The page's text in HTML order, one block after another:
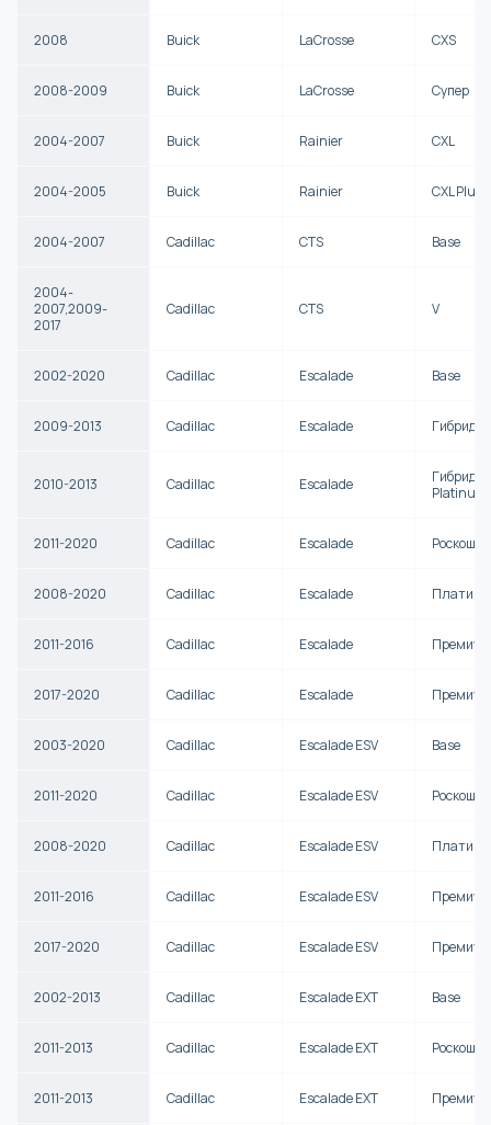
2008 Buick LaCrosse CXS
2008-2009 Buick LaCrosse Супер
2004-2007 Buick Rainier CXL
2004-2005 Buick Rainier CXL Plus
2004-2007 Cadillac CTS Base
2004-
2007,2009-
2017
Cadillac CTS V
2002-2020 Cadillac Escalade Base
2009-2013 Cadillac Escalade Гибрид
2010-2013 Cadillac Escalade
Гибрид
Platinum
2011-2020 Cadillac Escalade Роскошь
2008-2020 Cadillac Escalade
2011-2016 Cadillac Escalade Премиум
2017-2020 Cadillac Escalade
2003-2020 Cadillac Escalade ESV Base
2011-2020 Cadillac Escalade ESV Роскошь
2008-2020 Cadillac Escalade ESV
2011-2016 Cadillac Escalade ESV Премиум
2017-2020 Cadillac Escalade ESV
2002-2013 Cadillac Escalade EXT Base
2011-2013 Cadillac Escalade EXT Роскошь
2011-2013 Cadillac Escalade EXT Премиум